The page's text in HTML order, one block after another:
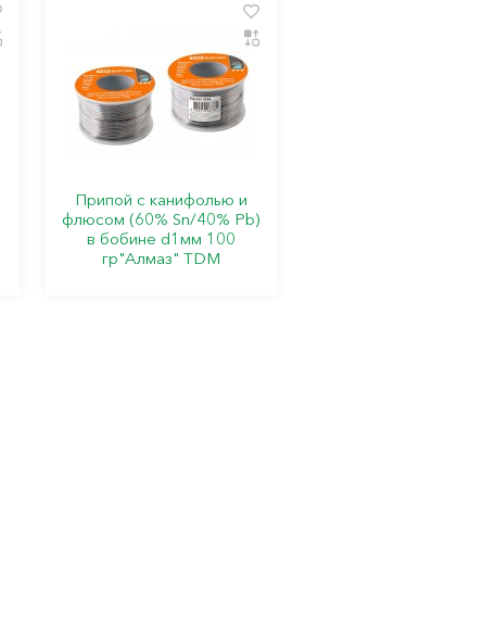
Припой с канифолью и
флюсом (60% Sn/40% Pb)
в бобине d1мм 100
гр"Алмаз" TDM